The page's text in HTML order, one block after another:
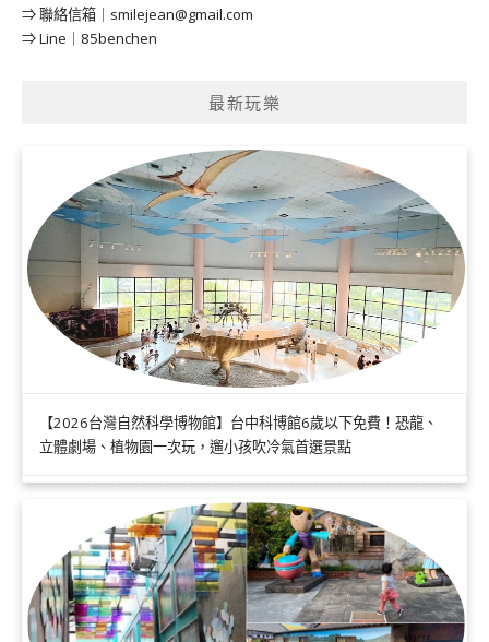
⇒ 聯絡信箱｜ smilejean@gmail.com
⇒ Line｜85benchen
最新玩樂
【2026台灣自然科學博物館】台中科博館6歲以下免費！恐龍、
立體劇場、植物園一次玩，遛小孩吹冷氣首選景點